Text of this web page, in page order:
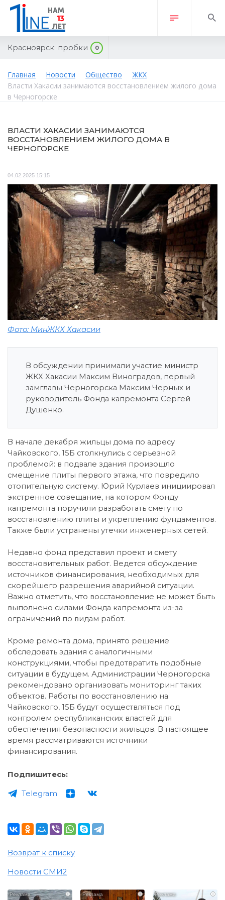
Красноярск: пробки 0
Главная Новости Общество
ЖКХ
Власти Хакасии занимаются восстановлением жилого дома
в Черногорске
ВЛАСТИ ХАКАСИИ ЗАНИМАЮТСЯ
ВОССТАНОВЛЕНИЕМ ЖИЛОГО ДОМА В
ЧЕРНОГОРСКЕ
04.02.2025 15:15
Фото: МинЖКХ Хакасии
В обсуждении принимали участие министр
ЖКХ Хакасии Максим Виноградов, первый
замглавы Черногорска Максим Черных и
руководитель Фонда капремонта Сергей
Душенко.
В начале декабря жильцы дома по адресу
Чайковского, 15Б столкнулись с серьезной
проблемой: в подвале здания произошло
смещение плиты первого этажа, что повредило
отопительную систему. Юрий Курлаев инициировал
экстренное совещание, на котором Фонду
капремонта поручили разработать смету по
восстановлению плиты и укреплению фундаментов.
Также были устранены утечки инженерных сетей.
Недавно фонд представил проект и смету
восстановительных работ. Ведется обсуждение
источников финансирования, необходимых для
скорейшего разрешения аварийной ситуации.
Важно отметить, что восстановление не может быть
выполнено силами Фонда капремонта из-за
ограничений по видам работ.
Кроме ремонта дома, принято решение
обследовать здания с аналогичными
конструкциями, чтобы предотвратить подобные
ситуации в будущем. Администрации Черногорска
рекомендовано организовать мониторинг таких
объектов. Работы по восстановлению на
Чайковского, 15Б будут осуществляться под
контролем республиканских властей для
обеспечения безопасности жильцов. В настоящее
время рассматриваются источники
финансирования.
Подпишитесь:
Telegram
Возврат к списку
Новости СМИ2
i i i